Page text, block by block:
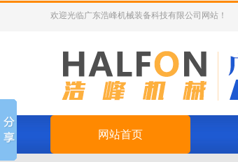
欢迎光临广东浩峰机械装备科技有限公司网站！
网站首页